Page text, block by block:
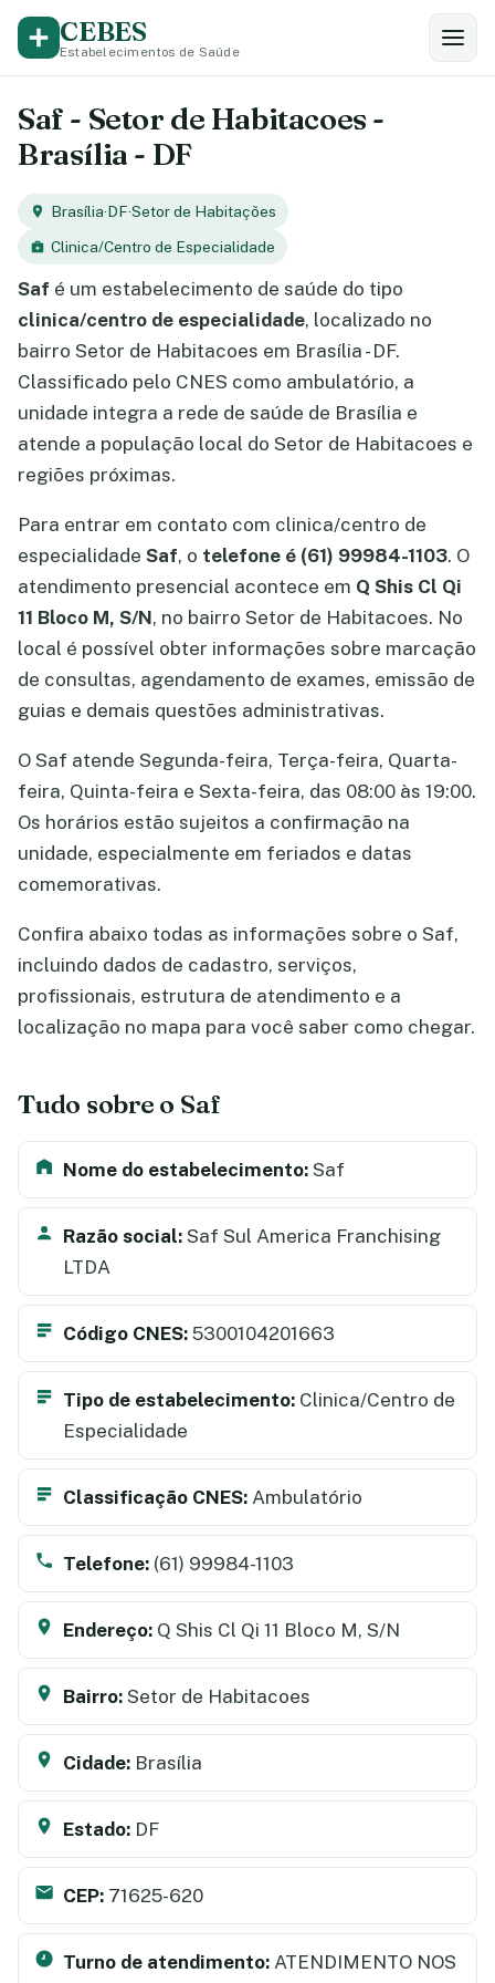
CEBES
Estabelecimentos de Saúde
Saf - Setor de Habitacoes -
Brasília - DF
Brasília·DF·Setor de Habitações
Clinica/Centro de Especialidade
Saf é um estabelecimento de saúde do tipo
clinica/centro de especialidade, localizado no
bairro Setor de Habitacoes em Brasília - DF.
Classificado pelo CNES como ambulatório, a
unidade integra a rede de saúde de Brasília e
atende a população local do Setor de Habitacoes e
regiões próximas.
Para entrar em contato com clinica/centro de
especialidade Saf, o telefone é (61) 99984-1103. O
atendimento presencial acontece em Q Shis Cl Qi
11 Bloco M, S/N, no bairro Setor de Habitacoes. No
local é possível obter informações sobre marcação
de consultas, agendamento de exames, emissão de
guias e demais questões administrativas.
O Saf atende Segunda-feira, Terça-feira, Quarta-
feira, Quinta-feira e Sexta-feira, das 08:00 às 19:00.
Os horários estão sujeitos a confirmação na
unidade, especialmente em feriados e datas
comemorativas.
Confira abaixo todas as informações sobre o Saf,
incluindo dados de cadastro, serviços,
profissionais, estrutura de atendimento e a
localização no mapa para você saber como chegar.
Tudo sobre o Saf
Nome do estabelecimento: Saf
Razão social: Saf Sul America Franchising
LTDA
Código CNES: 5300104201663
Tipo de estabelecimento: Clinica/Centro de
Especialidade
Classificação CNES: Ambulatório
Telefone: (61) 99984-1103
Endereço: Q Shis Cl Qi 11 Bloco M, S/N
Bairro: Setor de Habitacoes
Cidade: Brasília
Estado: DF
CEP: 71625-620
Turno de atendimento: ATENDIMENTO NOS